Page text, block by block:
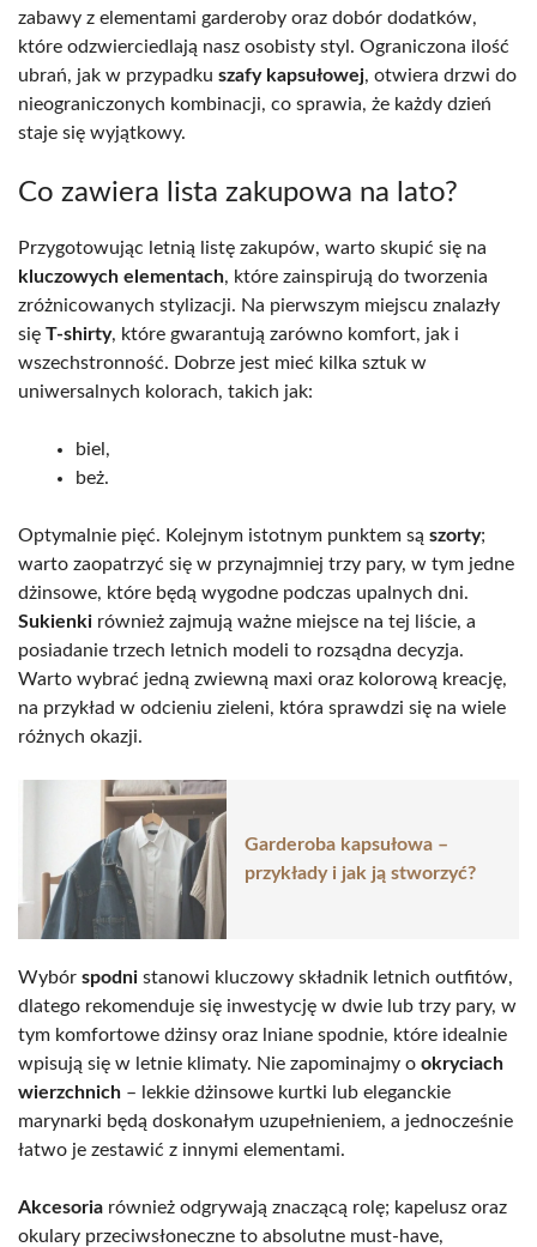
zabawy z elementami garderoby oraz dobór dodatków,
które odzwierciedlają nasz osobisty styl. Ograniczona ilość
ubrań, jak w przypadku szafy kapsułowej, otwiera drzwi do
nieograniczonych kombinacji, co sprawia, że każdy dzień
staje się wyjątkowy.
Co zawiera lista zakupowa na lato?
Przygotowując letnią listę zakupów, warto skupić się na
kluczowych elementach, które zainspirują do tworzenia
zróżnicowanych stylizacji. Na pierwszym miejscu znalazły
się T-shirty, które gwarantują zarówno komfort, jak i
wszechstronność. Dobrze jest mieć kilka sztuk w
uniwersalnych kolorach, takich jak:
biel,
beż.
Optymalnie pięć. Kolejnym istotnym punktem są szorty;
warto zaopatrzyć się w przynajmniej trzy pary, w tym jedne
dżinsowe, które będą wygodne podczas upalnych dni.
Sukienki również zajmują ważne miejsce na tej liście, a
posiadanie trzech letnich modeli to rozsądna decyzja.
Warto wybrać jedną zwiewną maxi oraz kolorową kreację,
na przykład w odcieniu zieleni, która sprawdzi się na wiele
różnych okazji.
Garderoba kapsułowa –
przykłady i jak ją stworzyć?
Wybór spodni stanowi kluczowy składnik letnich outfitów,
dlatego rekomenduje się inwestycję w dwie lub trzy pary, w
tym komfortowe dżinsy oraz lniane spodnie, które idealnie
wpisują się w letnie klimaty. Nie zapominajmy o okryciach
wierzchnich – lekkie dżinsowe kurtki lub eleganckie
marynarki będą doskonałym uzupełnieniem, a jednocześnie
łatwo je zestawić z innymi elementami.
Akcesoria również odgrywają znaczącą rolę; kapelusz oraz
okulary przeciwsłoneczne to absolutne must-have,